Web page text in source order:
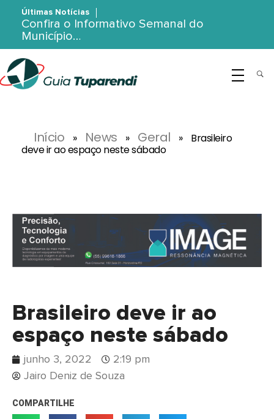
Últimas Notícias
Confira o Informativo Semanal do
Município…
Início » News » Geral »
Brasileiro
deve ir ao espaço neste sábado
Brasileiro deve ir ao
espaço neste sábado
junho 3, 2022
2:19 pm
Jairo Deniz de Souza
COMPARTILHE